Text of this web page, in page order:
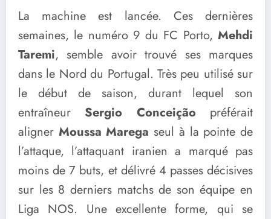
La machine est lancée. Ces dernières
semaines, le numéro 9 du FC Porto, Mehdi
Taremi, semble avoir trouvé ses marques
dans le Nord du Portugal. Très peu utilisé sur
le début de saison, durant lequel son
entraîneur Sergio Conceição préférait
aligner Moussa Marega seul à la pointe de
l’attaque, l’attaquant iranien a marqué pas
moins de 7 buts, et délivré 4 passes décisives
sur les 8 derniers matchs de son équipe en
Liga NOS. Une excellente forme, qui se